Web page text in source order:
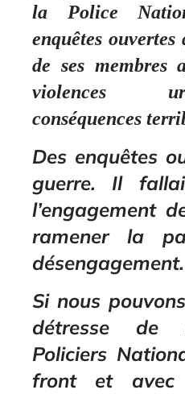
la Police
enquêtes
de ses membres
violences
conséquences
Des enquêtes
guerre. Il
l’engagement
ramener la
désengagement.
Si nous
détresse de
Policiers
front et avec